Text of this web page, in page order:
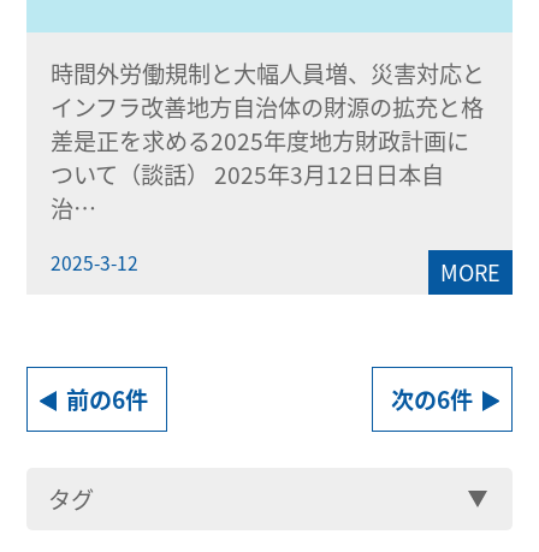
時間外労働規制と大幅人員増、災害対応と
インフラ改善地方自治体の財源の拡充と格
差是正を求める2025年度地方財政計画に
ついて（談話） 2025年3月12日日本自
治…
2025-3-12 MORE
前の6件 次の6件
タグ